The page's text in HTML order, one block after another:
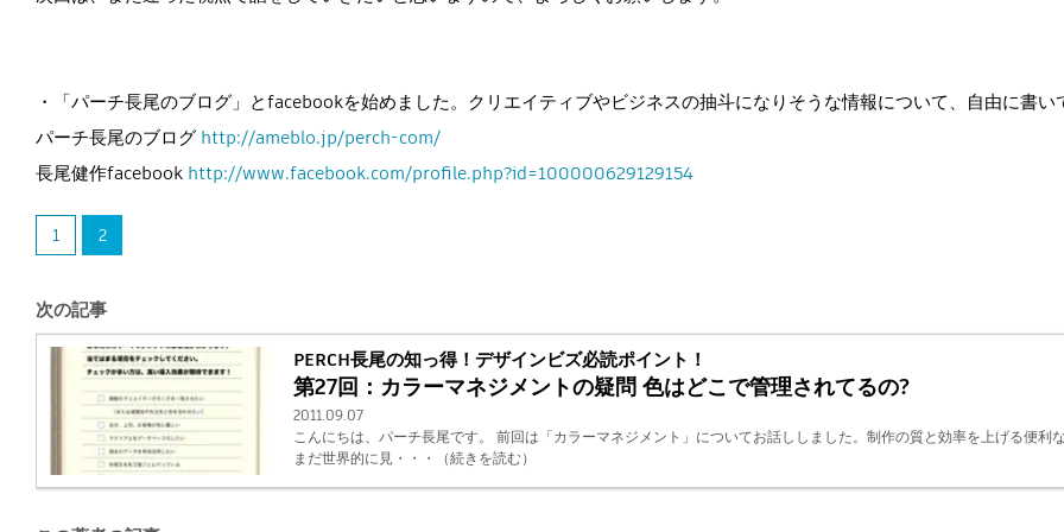
・「パーチ長尾のブログ」とfacebookを始めました。クリエイティブやビジネスの抽斗になりそうな情報について、自由に書い
パーチ長尾のブログ http://ameblo.jp/perch-com/
長尾健作facebook http://www.facebook.com/profile.php?id=100000629129154
1 2
次の記事
PERCH長尾の知っ得！デザインビズ必読ポイント！
第27回：カラーマネジメントの疑問 色はどこで管理されてるの?
2011.09.07
こんにちは、パーチ長尾です。 前回は「カラーマネジメント」についてお話ししました。制作の質と効率を上げる便利な
まだ世界的に見・・・（続きを読む）